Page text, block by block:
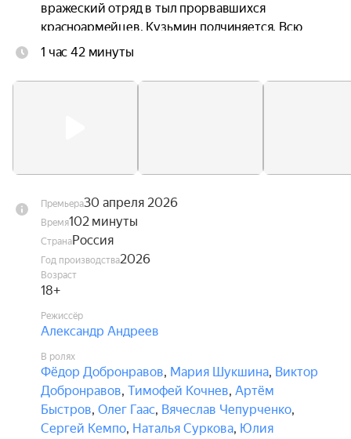
вражеский отряд в тыл прорвавшихся
красноармейцев, Кузьмин подчиняется. Всю
ночь он водит немцев сквозь метель по
задумал.
1 час 42 минуты
Премьера30 апреля 2026
Время102 минуты
СтранаРоссия
Год производства2026
Возраст
18+
Режиссёр
Александр Андреев
В ролях
Фёдор Добронравов, Мария Шукшина, Виктор
Добронравов, Тимофей Кочнев, Артём
Быстров, Олег Гаас, Вячеслав Чепурченко,
Сергей Кемпо, Наталья Суркова, Юлия